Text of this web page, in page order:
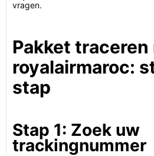
vragen.
Pakket traceren
royalairmaroc:
stap
Stap 1: Zoek uw
trackingnummer